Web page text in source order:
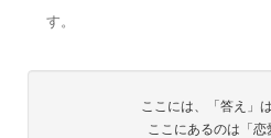
す。
ここには、「答え」
ここにあるのは「恋